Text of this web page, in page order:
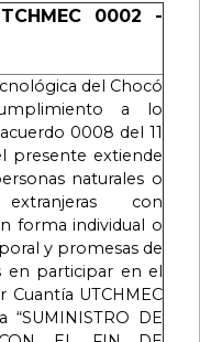
0002 -
del Chocó
a lo
0008 del 11
presente extiende
naturales o
con
forma individual o
y promesas de
en participar en el
UTCHMEC
DE